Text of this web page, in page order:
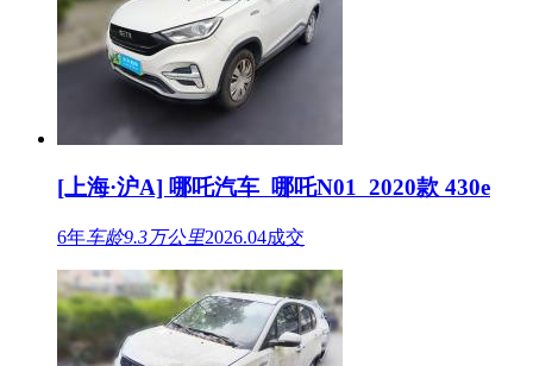
[上海·沪A] 哪吒汽车 哪吒N01 2020款 430e
6年车龄9.3万公里2026.04成交